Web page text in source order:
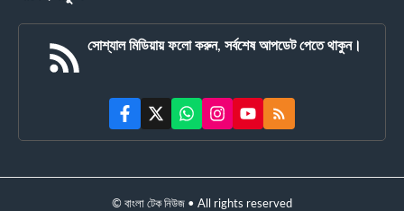
সোশ্যাল মিডিয়ায় ফলো করুন, সর্বশেষ আপডেট পেতে থাকুন।
© বাংলা টেক নিউজ • All rights reserved